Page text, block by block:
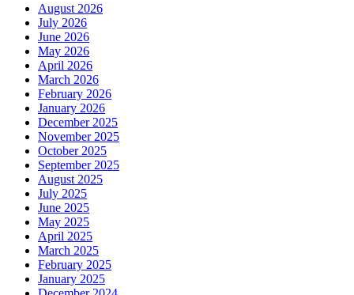
August 2026
July 2026
June 2026
May 2026
April 2026
March 2026
February 2026
January 2026
December 2025
November 2025
October 2025
September 2025
August 2025
July 2025
June 2025
May 2025
April 2025
March 2025
February 2025
January 2025